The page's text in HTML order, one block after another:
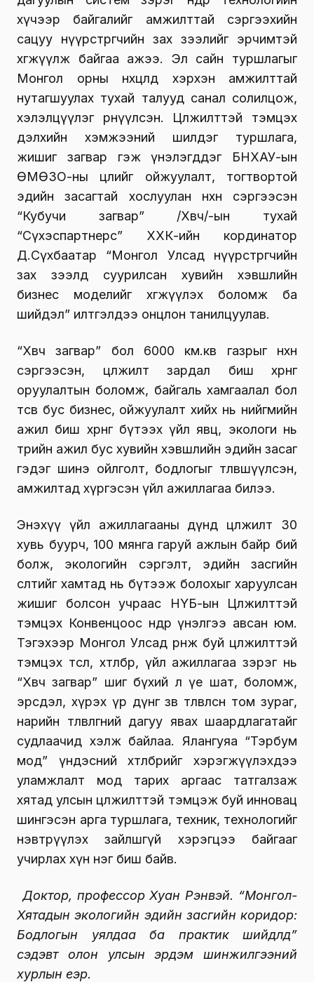
хүчээр байгалийг амжилттай сэргээхийн
сацуу нүүрстөрөгчийн зах зээлийг эрчимтэй
хөгжүүлж байгаа ажээ. Эл сайн туршлагыг
Монгол орны нөхцөлд хэрхэн амжилттай
нутагшуулах тухай талууд санал солилцож,
хэлэлцүүлэг өрнүүлсэн. Цөлжилттэй тэмцэх
дэлхийн хэмжээний шилдэг туршлага,
жишиг загвар гэж үнэлэгддэг БНХАУ-ын
ӨМӨЗО-ны цөлийг ойжуулалт, тогтвортой
эдийн засагтай хослуулан нөхөн сэргээсэн
“Кубучи загвар” /Хөвч/-ын тухай
“Сүхэспартнерс” ХХК-ийн кординатор
Д.Сүхбаатар “Монгол Улсад нүүрстөрөгчийн
зах зээлд суурилсан хувийн хэвшлийн
бизнес моделийг хөгжүүлэх боломж ба
шийдэл” илтгэлдээ онцлон танилцуулав.
“Хөвч загвар” бол 6000 км.кв газрыг нөхөн
сэргээсэн, цөлжилт зардал биш хөрөнгө
оруулалтын боломж, байгаль хамгаалал бол
төсөв бус бизнес, ойжуулалт хийх нь нийгмийн
ажил биш хөрөнгө бүтээх үйл явц, экологи нь
төрийн ажил бус хувийн хэвшлийн эдийн засаг
гэдэг шинэ ойлголт, бодлогыг төлөвшүүлсэн,
амжилтад хүргэсэн үйл ажиллагаа билээ.
Энэхүү үйл ажиллагааны дүнд цөлжилт 30
хувь буурч, 100 мянга гаруй ажлын байр бий
болж, экологийн сэргэлт, эдийн засгийн
өсөлтийг хамтад нь бүтээж болохыг харуулсан
жишиг болсон учраас НҮБ-ын Цөлжилттэй
тэмцэх Конвенцоос өндөр үнэлгээ авсан юм.
Тэгэхээр Монгол Улсад өрнөж буй цөлжилттэй
тэмцэх төсөл, хөтөлбөр, үйл ажиллагаа зэрэг нь
“Хөвч загвар” шиг бүхий л үе шат, боломж,
эрсдэл, хүрэх үр дүнг зөв төлөвлөсөн том зураг,
нарийн төлөвлөгөөний дагуу явах шаардлагатайг
судлаачид хэлж байлаа. Ялангуяа “Тэрбум
мод” үндэсний хөтөлбөрийг хэрэгжүүлэхдээ
уламжлалт мод тарих аргаас татгалзаж
хятад улсын цөлжилттэй тэмцэж буй инновац
шингэсэн арга туршлага, техник, технологийг
нэвтрүүлэх зайлшгүй хэрэгцээ байгааг
учирлах хүн нэг биш байв.
Доктор, профессор Хуан Рэнвэй. “Монгол-
Хятадын экологийн эдийн засгийн коридор:
Бодлогын уялдаа ба практик шийдлүүд”
сэдэвт олон улсын эрдэм шинжилгээний
хурлын үеэр.